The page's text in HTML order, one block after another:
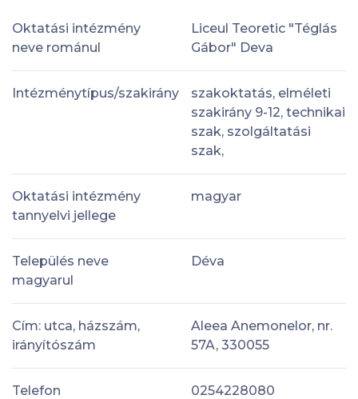
Oktatási intézmény
neve románul
Liceul Teoretic "Téglás
Gábor" Deva
Intézménytípus/szakirány
szakoktatás, elméleti
szakirány 9-12, technikai
szak, szolgáltatási
szak,
Oktatási intézmény
tannyelvi jellege
magyar
Település neve
magyarul
Déva
Cím: utca, házszám,
irányítószám
Aleea Anemonelor, nr.
57A, 330055
Telefon 0254228080